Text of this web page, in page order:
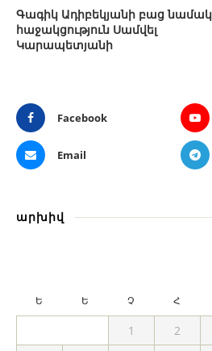
Գագիկ Ադիբեկյանի բաց
հաջակցություն Սամվել
Կարապետյանի
Facebook
Email
արխիվ
Ե Ե Չ Հ
1 2